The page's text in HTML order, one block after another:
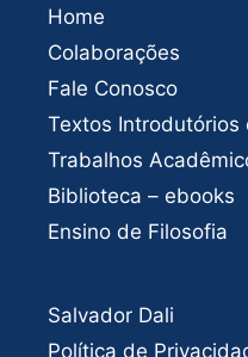
Home
Colaborações
Fale Conosco
Textos Introdutórios
Trabalhos
Biblioteca – ebooks
Ensino de Filosofia
Salvador Dali
Política de